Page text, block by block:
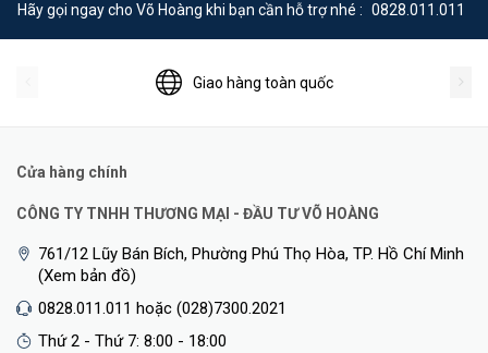
Hãy gọi ngay cho Võ Hoàng khi bạn cần hỗ trợ nhé : 0828.011.011
Giao hàng toàn quốc
Cửa hàng chính
CÔNG TY TNHH THƯƠNG MẠI - ĐẦU TƯ VÕ HOÀNG
761/12 Lũy Bán Bích, Phường Phú Thọ Hòa, TP. Hồ Chí Minh
(Xem bản đồ)
0828.011.011 hoặc (028)7300.2021
Thứ 2 - Thứ 7: 8:00 - 18:00